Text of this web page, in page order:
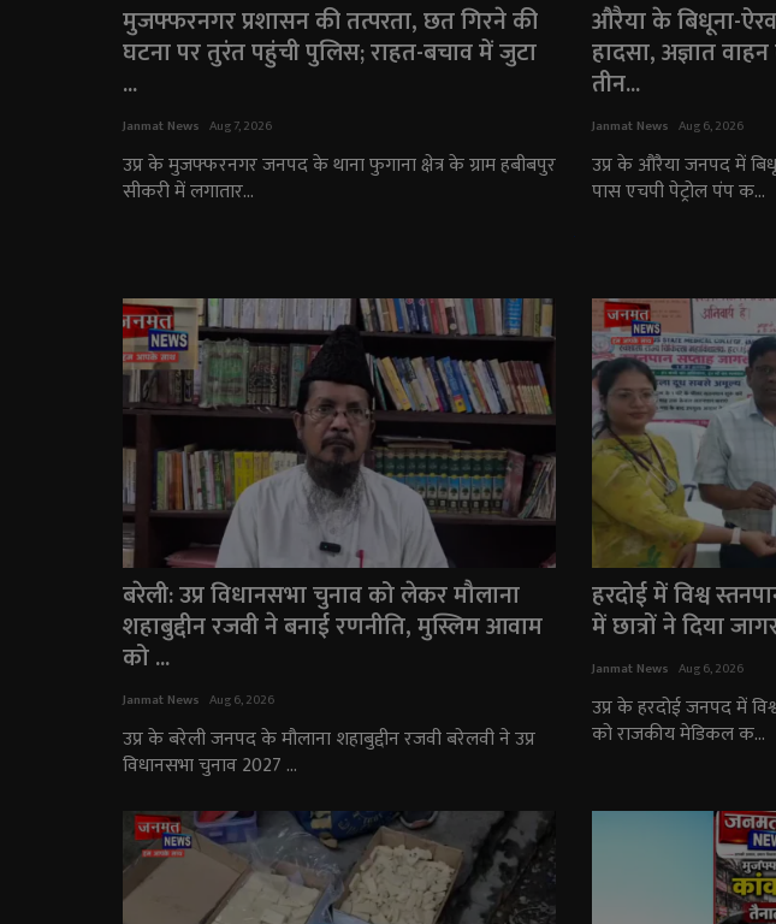
मुजफ्फरनगर प्रशासन की तत्परता, छत गिरने की
घटना पर तुरंत पहुंची पुलिस; राहत-बचाव में जुटा
...
Janmat News Aug 7, 2026
उप्र के मुजफ्फरनगर जनपद के थाना फुगाना क्षेत्र के ग्राम हबीबपुर
सीकरी में लगातार...
औरैया के बिधूना-
हादसा, अज्ञात
तीन...
Janmat News Aug 6, 2026
उप्र के औरैया जनपद में
पास एचपी पेट्रोल पंप क...
बरेली: उप्र विधानसभा चुनाव को लेकर मौलाना
शहाबुद्दीन रजवी ने बनाई रणनीति, मुस्लिम आवाम
को ...
Janmat News Aug 6, 2026
उप्र के बरेली जनपद के मौलाना शहाबुद्दीन रजवी बरेलवी ने उप्र
विधानसभा चुनाव 2027 ...
हरदोई में विश्व
में छात्रों ने दिया
Janmat News Aug 6, 2026
उप्र के हरदोई जनपद में
को राजकीय मेडिकल क...